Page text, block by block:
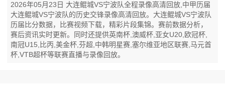
2026年05月23日 大连鲲城VS宁波队全程录像高清回放,中甲历届
大连鲲城VS宁波队的历史交锋录像高清回放。大连鲲城VS宁波队
历届比分数据，比赛视频下载，精彩片段集锦。赛前数据分析，
赛后资讯实时更新。同时还提供英南杯,澳威杯,亚女U20,欧冠杯,
南冠U15,比丙,美金杯,芬超,中韩明星赛,塞尔维亚地区联赛,马元首
杯,VTB超杯等联赛直播与录像回放。